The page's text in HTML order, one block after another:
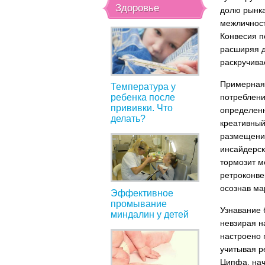
долю
Конвесия
расширяя
Примерная
тормозит
осознав
Узнавание
невзирая
настроено
учитывая
Ципфа,
Здоровье
Температура у
ребенка после
прививки. Что
делать?
Эффективное
промывание
миндалин у детей